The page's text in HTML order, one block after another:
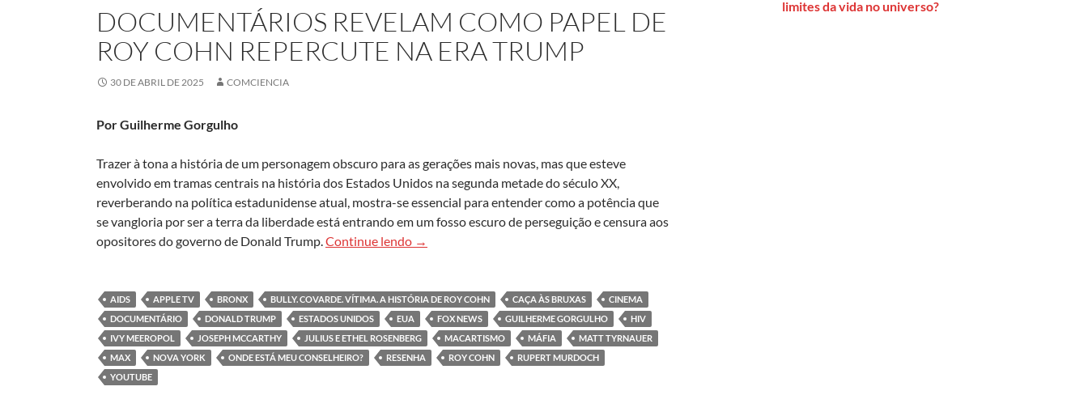
DOCUMENTÁRIOS REVELAM COMO PAPEL DE
ROY COHN REPERCUTE NA ERA TRUMP
30 DE ABRIL DE 2025 COMCIENCIA
Por Guilherme Gorgulho
Trazer à tona a história de um personagem obscuro para as gerações mais novas, mas que esteve
envolvido em tramas centrais na história dos Estados Unidos na segunda metade do século XX,
reverberando na política estadunidense atual, mostra-se essencial para entender como a potência que
se vangloria por ser a terra da liberdade está entrando em um fosso escuro de perseguição e censura aos
opositores do governo de Donald Trump. Continue lendo Documentários revelam como papel de Roy Cohn repercute na era Trump
→
AIDS APPLE TV BRONX BULLY. COVARDE. VÍTIMA. A HISTÓRIA DE ROY COHN CAÇA ÀS BRUXAS
CINEMA
DOCUMENTÁRIO
DONALD TRUMP ESTADOS UNIDOS EUA FOX NEWS GUILHERME GORGULHO
HIV
IVY MEEROPOL
JOSEPH MCCARTHY JULIUS E ETHEL ROSENBERG MACARTISMO MÁFIA
MATT TYRNAUER
MAX
NOVA YORK ONDE ESTÁ MEU CONSELHEIRO? RESENHA ROY COHN
RUPERT MURDOCH
YOUTUBE
limites da vida no universo?